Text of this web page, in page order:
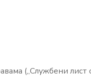
(„Службени